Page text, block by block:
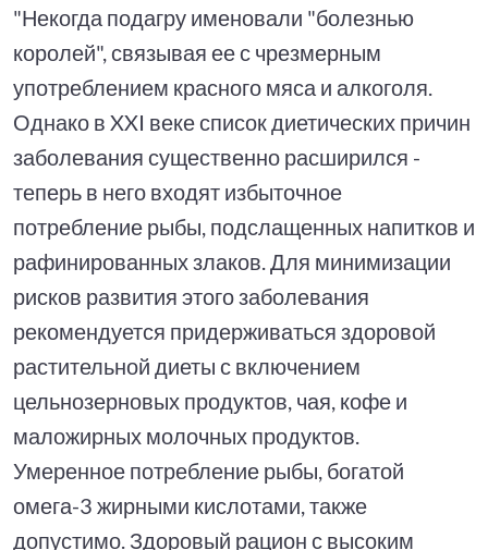
"Некогда подагру именовали "болезнью
королей", связывая ее с чрезмерным
употреблением красного мяса и алкоголя.
Однако в XXI веке список диетических причин
заболевания существенно расширился -
теперь в него входят избыточное
потребление рыбы, подслащенных напитков и
рафинированных злаков. Для минимизации
рисков развития этого заболевания
рекомендуется придерживаться здоровой
растительной диеты с включением
цельнозерновых продуктов, чая, кофе и
маложирных молочных продуктов.
Умеренное потребление рыбы, богатой
омега-3 жирными кислотами, также
допустимо. Здоровый рацион с высоким